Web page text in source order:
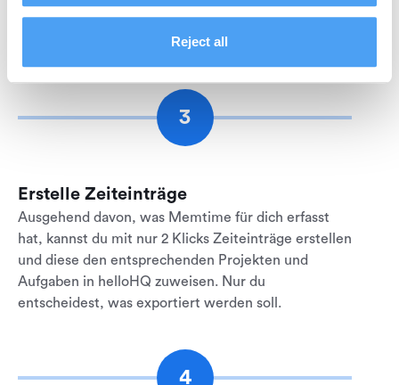
Reject all
Projektstruktur in Memtime und ebne den Weg für
3
Erstelle Zeiteinträge
Ausgehend davon, was Memtime für dich erfasst
hat, kannst du mit nur 2 Klicks Zeiteinträge erstellen
und diese den entsprechenden Projekten und
Aufgaben in helloHQ zuweisen. Nur du
entscheidest, was exportiert werden soll.
4